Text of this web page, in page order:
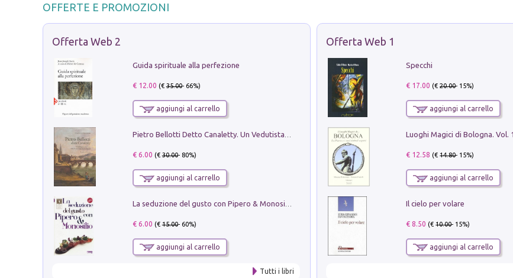
OFFERTE E PROMOZIONI
Offerta Web 2
Guida spirituale alla perfezione
€ 12.00 (€35.00- 66%)
aggiungi al carrello
€ 6.00 (€30.00- 80%)
aggiungi al carrello
€ 6.00 (€15.00- 60%)
aggiungi al carrello
Tutti i libri
Offerta Web 1
Specchi
€ 17.00 (€20.00- 15%)
aggiungi al carrello
€ 12.58 (€14.80- 15%)
aggiungi al carrello
Il cielo per volare
€ 8.50 (€10.00- 15%)
aggiungi al carrello